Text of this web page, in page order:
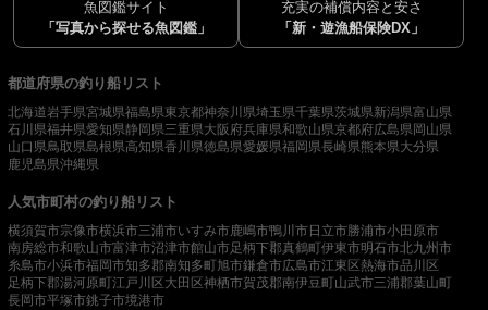
魚図鑑サイト
「写真から探せる魚図鑑」
充実の補償内容と安さ
「新・遊漁船保険DX」
都道府県の釣り船リスト
北海道岩手県宮城県福島県東京都神奈川県埼玉県千葉県茨城県新潟県富山県
石川県福井県愛知県静岡県三重県大阪府兵庫県和歌山県京都府広島県岡山県
山口県鳥取県島根県高知県香川県徳島県愛媛県福岡県長崎県熊本県大分県
鹿児島県沖縄県
人気市町村の釣り船リスト
横須賀市宗像市横浜市三浦市いすみ市鹿嶋市鴨川市 日立市勝浦市小田原市
南房総市和歌山市富津市沼津市館山市足柄下郡真鶴町伊東市明石市北九州市
糸島市小浜市福岡市知多郡南知多町旭市鎌倉市広島市江東区熱海市品川区
足柄下郡湯河原町江戸川区 大田区神栖市賀茂郡南伊豆町山武市三浦郡葉山町
長岡市平塚市銚子市境港市